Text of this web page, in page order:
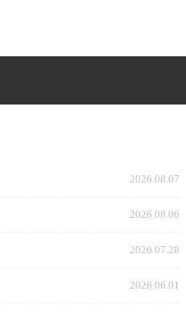
2026.08.07
2026.08.06
2026.07.28
2026.06.01